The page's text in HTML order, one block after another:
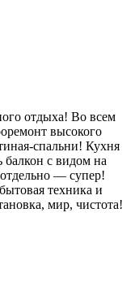
отдыха! Во всем
высокого
спальни! Кухня
балкон с видом на
— супер!
техника и
мир, чистота!